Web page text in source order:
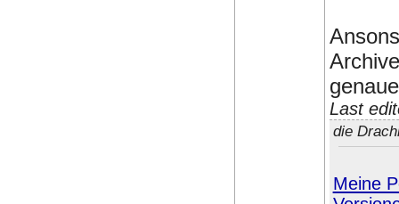
Last
die
Meine